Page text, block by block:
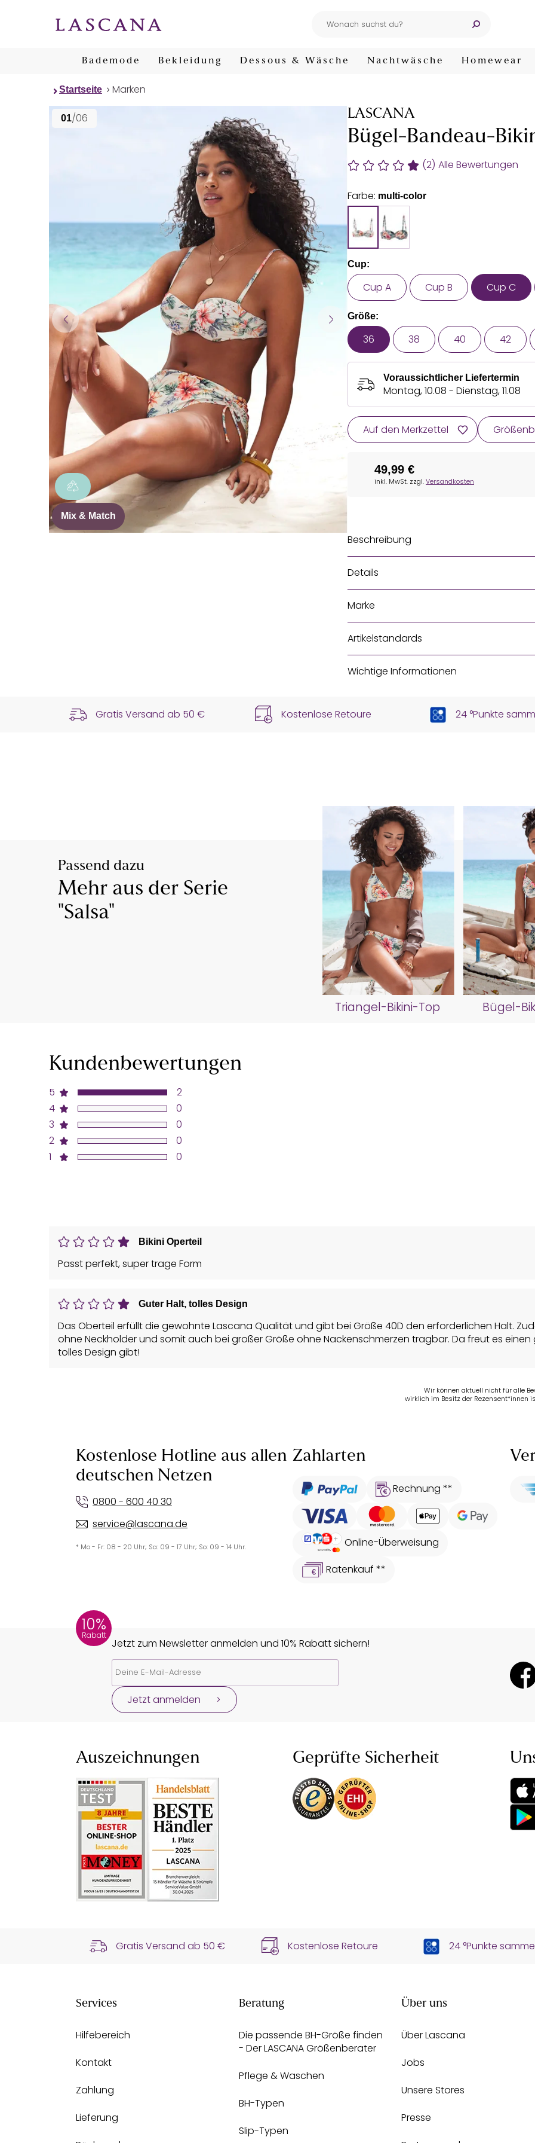
Bademode Bekleidung Dessous & Wäsche Nachtwäsche Homewear
Startseite Marken
01/06
Mix & Match
LASCANA
Bügel-Bandeau-
(2) Alle Bewertungen
Farbe: multi-color
Cup:
Cup A Cup B Cup C
Größe:
36 38 40 42
Voraussichtlicher Liefertermin
Montag, 10.08 - Dienstag, 11.08
Auf den Merkzettel
49,99 €
inkl. MwSt. zzgl.Versandkosten
Beschreibung
Details
Marke
Artikelstandards
Wichtige Informationen
Gratis Versand ab 50 € Kostenlose Retoure 24 °Punkte
Passend dazu
Mehr aus der Serie
"Salsa"
Triangel-Bikini-Top Bügel-
Kundenbewertungen
5
4
3
2
1
2
0
0
0
0
Bikini Operteil
Passt perfekt, super trage Form
Guter Halt, tolles Design
Das Oberteil erfüllt die gewohnte Lascana Qualität und gibt bei Größe 40D den erforderlichen Halt.
ohne Neckholder und somit auch bei großer Größe ohne Nackenschmerzen tragbar. Da freut es
tolles Design gibt!
Wir können aktuell nicht für alle
wirklich im Besitz der Rezensent*innen
Kostenlose Hotline aus allen
deutschen Netzen
0800 - 600 40 30
service@lascana.de
* Mo - Fr: 08 - 20 Uhr; Sa: 09 - 17 Uhr; So: 09 - 14 Uhr.
Zahlarten
Rechnung **
Online-Überweisung
Ratenkauf **
10%
Rabatt
Jetzt zum Newsletter anmelden und 10% Rabatt sichern!
Jetzt anmelden
Auszeichnungen Geprüfte Sicherheit
Gratis Versand ab 50 € Kostenlose Retoure 24 °Punkte
Services
Hilfebereich
Kontakt
Zahlung
Lieferung
Beratung
Die passende BH-Größe finden
- Der LASCANA Größenberater
Pflege & Waschen
BH-Typen
Slip-Typen
Über uns
Über Lascana
Jobs
Unsere Stores
Presse